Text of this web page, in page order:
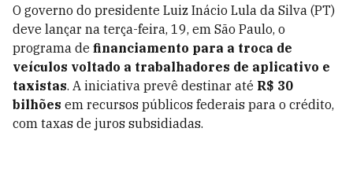
O governo do presidente Luiz Inácio Lula da Silva (PT)
deve lançar na terça-feira, 19, em São Paulo, o
programa de financiamento para a troca de
veículos voltado a trabalhadores de aplicativo e
taxistas. A iniciativa prevê destinar até R$ 30
bilhões em recursos públicos federais para o crédito,
com taxas de juros subsidiadas.